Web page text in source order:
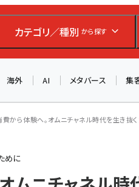
カテゴリ／種別 から探す
海外 AI メタバース 集
費から体験へ。オムニチャネル時代を生き抜
めに
アルペン、オイシックス、
ミナー（8/26＠東京